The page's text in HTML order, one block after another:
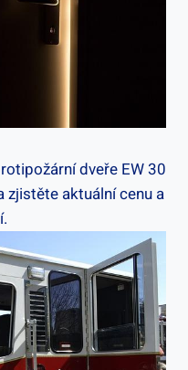
dveře EW 30
zjistěte aktuální cenu a